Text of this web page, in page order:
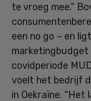
te vroeg mee.”
een no go – en
marketingbudget
covidperiode
voelt het bedrijf
in Oekraïne. “Het